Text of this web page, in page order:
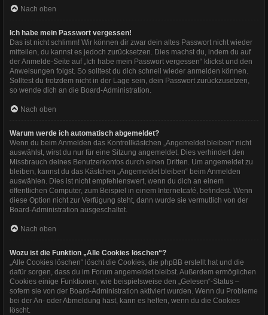
Nach oben
Ich habe mein Passwort vergessen!
Das ist nicht schlimm! Wir können dir zwar dein altes Passwort nicht wieder
mitteilen, du kannst es jedoch zurücksetzen. Dies machst du, indem du auf
der Anmelde-Seite auf „Ich habe mein Passwort vergessen“ klickst und den
Anweisungen folgst. So solltest du dich schnell wieder anmelden können.
Solltest du trotzdem nicht in der Lage sein, dein Passwort zurückzusetzen,
so wende dich an die Board-Administration.
Nach oben
Warum werde ich automatisch abgemeldet?
Wenn du beim Anmelden das Kontrollkästchen „Angemeldet bleiben“ nicht
auswählst, wirst du nur für eine Sitzung angemeldet. Dies verhindert den
Missbrauch deines Benutzerkontos durch einen Dritten. Um angemeldet zu
bleiben, kannst du das Kästchen „Angemeldet bleiben“ beim Anmelden
auswählen. Dies ist nicht empfehlenswert, wenn du dich an einem
öffentlichen Computer, zum Beispiel in einem Internetcafé, befindest. Wenn
diese Option nicht zur Verfügung steht, dann wurde sie vermutlich von der
Board-Administration ausgeschaltet.
Nach oben
Wozu ist die Funktion „Alle Cookies löschen“?
„Alle Cookies löschen“ löscht die Cookies, die phpBB erstellt hat und die
dafür sorgen, dass du im Forum angemeldet bleibst. Außerdem ermöglichen
Cookies einige Funktionen, wie beispielsweise den „Gelesen“-Status –
sofern sie von der Board-Administration aktiviert wurden. Wenn du Probleme
bei der An- oder Abmeldung hast, kann es helfen, wenn du die Cookies
löscht.